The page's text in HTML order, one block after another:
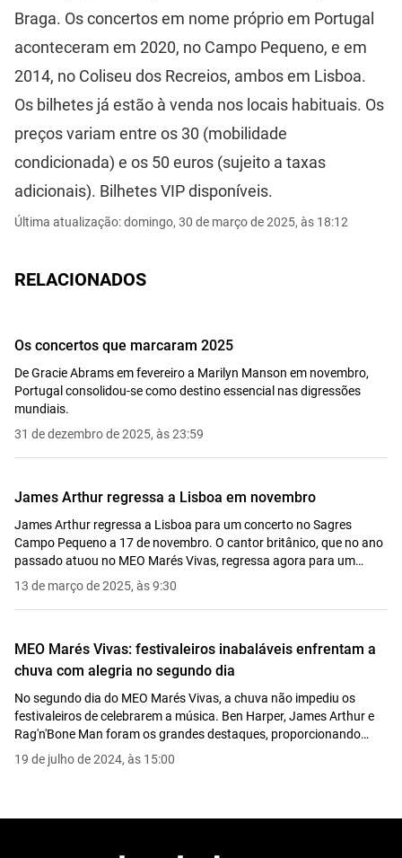
Braga. Os concertos em nome próprio em Portugal
aconteceram em 2020, no Campo Pequeno, e em
2014, no Coliseu dos Recreios, ambos em Lisboa.
Os bilhetes já estão à venda nos locais habituais. Os
preços variam entre os 30 (mobilidade
condicionada) e os 50 euros (sujeito a taxas
adicionais). Bilhetes VIP disponíveis.
Última atualização: domingo, 30 de março de 2025, às 18:12
RELACIONADOS
Os concertos que marcaram 2025
De Gracie Abrams em fevereiro a Marilyn Manson em novembro,
Portugal consolidou-se como destino essencial nas digressões
mundiais.
31 de dezembro de 2025, às 23:59
James Arthur regressa a Lisboa em novembro
James Arthur regressa a Lisboa para um concerto no Sagres
Campo Pequeno a 17 de novembro. O cantor britânico, que no ano
passado atuou no MEO Marés Vivas, regressa agora para um
concerto em nome próprio. Bilhetes à venda a 21 de março.
13 de março de 2025, às 9:30
MEO Marés Vivas: festivaleiros inabaláveis enfrentam a
chuva com alegria no segundo dia
No segundo dia do MEO Marés Vivas, a chuva não impediu os
festivaleiros de celebrarem a música. Ben Harper, James Arthur e
Rag'n'Bone Man foram os grandes destaques, proporcionando
uma noite repleta de emoções e de grandes atuações em Vila Nova
de Gaia.
19 de julho de 2024, às 15:00